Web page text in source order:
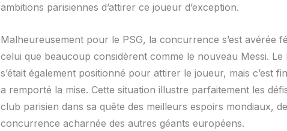
ambitions parisiennes d’attirer ce joueur d’exception.
Malheureusement pour le PSG, la concurrence s’est avérée
celui que beaucoup considèrent comme le nouveau Messi.
s’était également positionné pour attirer le joueur, mais c’est
a remporté la mise. Cette situation illustre parfaitement les
club parisien dans sa quête des meilleurs espoirs mondiaux,
concurrence acharnée des autres géants européens.